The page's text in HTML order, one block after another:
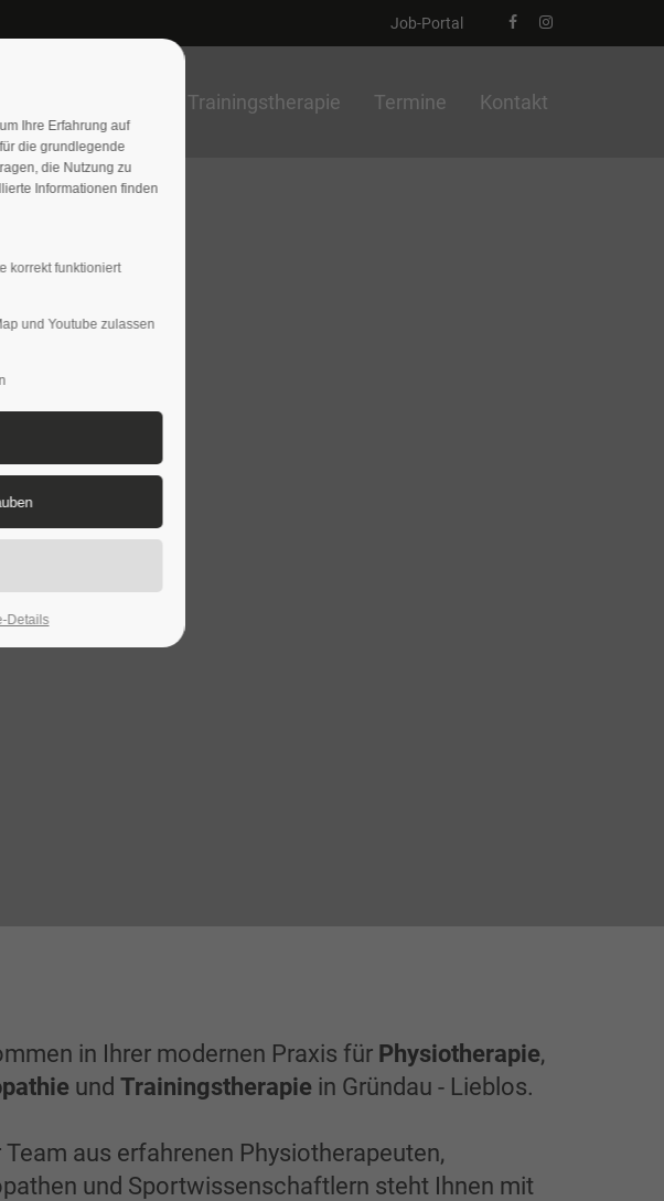
Job-Portal
Trainingstherapie Termine Kontakt
in Ihrer modernen Praxis für Physiotherapie,
und Trainingstherapie in Gründau - Lieblos.
Team aus erfahrenen Physiotherapeuten,
und Sportwissenschaftlern steht Ihnen mit
Ihre Erfahrung auf
die grundlegende
die Nutzung zu
Informationen finden
korrekt funktioniert
und Youtube zulassen
Details